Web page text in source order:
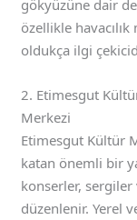
gökyüzüne dair
özellikle
oldukça ilgi
2. Etimesgut
Merkezi
Etimesgut Kültür
katan önemli bir
konserler, sergiler
düzenlenir. Yerel